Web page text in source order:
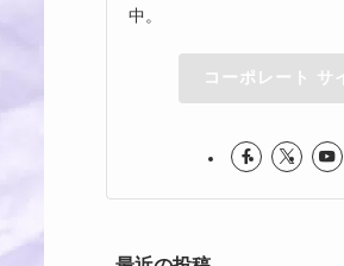
中。
コーポレート サ